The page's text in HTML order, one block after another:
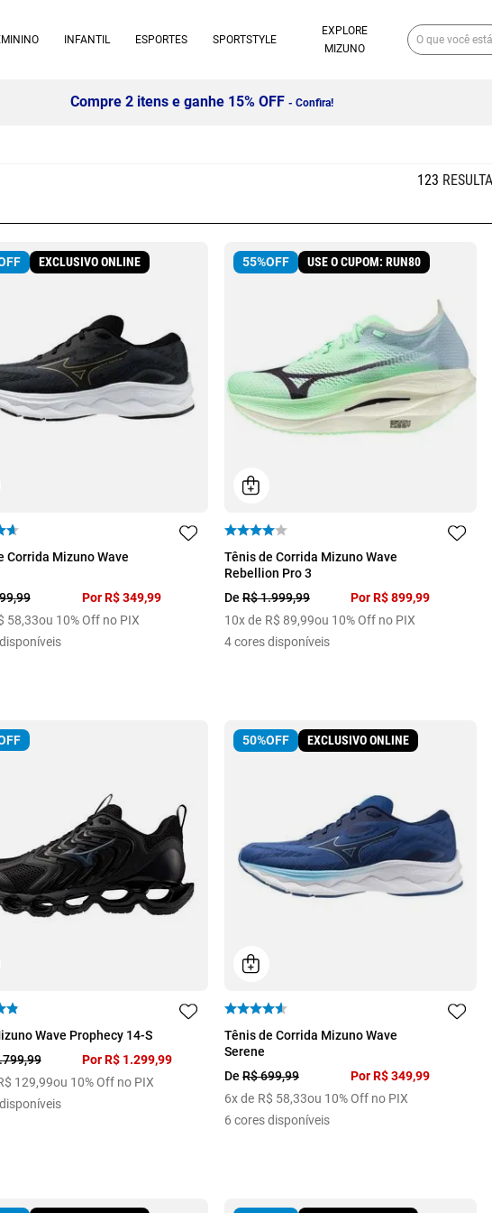
INFANTIL ESPORTES SPORTSTYLE
EXPLORE
MIZUNO
Compre 2 itens e ganhe 15% OFF - Confira!
123
EXCLUSIVO ONLINE
Corrida Mizuno Wave
,99 PorR$ 349,99
58,33ou 10% Off no PIX
55%OFF USE O CUPOM: RUN80
34
Tênis de Corrida Mizuno Wave
Rebellion Pro 3
De R$1.999,99 PorR$899,99
10x de R$ 89,99ou 10% Off no PIX
4cores disponíveis
Wave Prophecy 14-S
799,99 PorR$ 1.299,99
129,99ou 10% Off no PIX
50%OFF EXCLUSIVO ONLINE
39
Tênis de Corrida Mizuno Wave
Serene
De R$699,99 PorR$349,99
6x de R$ 58,33ou 10% Off no PIX
6 cores disponíveis